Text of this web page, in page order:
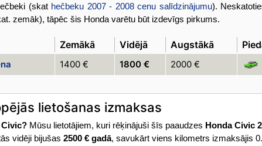
(skat hečbeku 2007 - 2008 cenu salīdzinājumu).
zemāk), tāpēc šis Honda varētu būt izdevīgs pirkums.
Zemākā Vidējā Augstākā
1400 € 1800 € 2000 €
lietošanas izmaksas
Mūsu lietotājiem, kuri rēķinājuši šīs paaudzes Honda Civic
vidēji bijušas 2500 € gadā, savukārt viens kilometrs izmaksājis